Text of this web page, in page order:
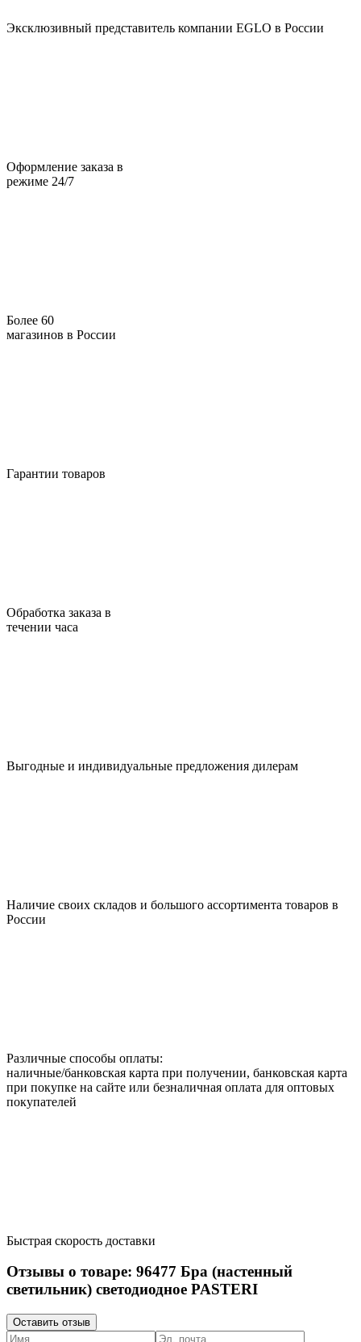
Эксклюзивный представитель компании EGLO в России
Оформление заказа в
режиме 24/7
Более 60
магазинов в России
Гарантии товаров
Обработка заказа в
течении часа
Выгодные и индивидуальные предложения дилерам
Наличие своих складов и большого ассортимента товаров в
России
Различные способы оплаты:
наличные/банковская карта при получении, банковская карта
при покупке на сайте или безналичная оплата для оптовых
покупателей
Быстрая скорость доставки
Отзывы о товаре: 96477 Бра (настенный
светильник) светодиодное PASTERI
Оставить отзыв